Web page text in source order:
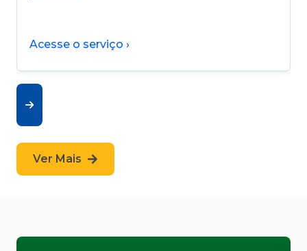
Acesse o serviço ›
Ver Mais